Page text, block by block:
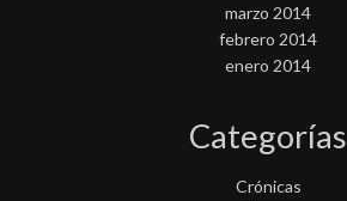
marzo 2014
febrero 2014
enero 2014
Categorías
Crónicas